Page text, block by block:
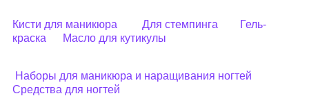
Кисти для маникюра Для стемпинга
Гель-
краска
Масло для кутикулы
Наборы для маникюра и наращивания ногтей
Средства для ногтей